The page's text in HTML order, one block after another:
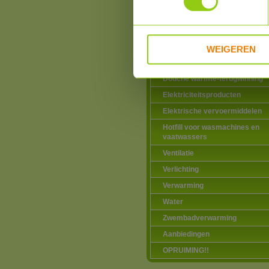
WEIGEREN
Installatiematerialen
Warmtepompen
Airco zonder buitenunit
Douche warmte-terugwinning
Elektriciteitsproducten
Elektrische vervoermiddelen
Hotfill voor wasmachines en
vaatwassers
Ventilatie
Verlichting
Verwarming
Water
Zwembadverwarming
Aanbiedingen
OPRUIMING!!